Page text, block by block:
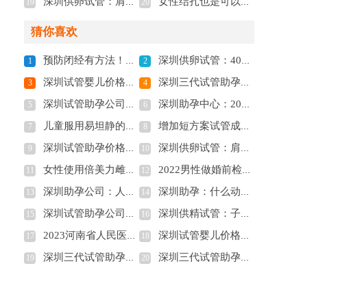
19 20
猜你喜欢
1 预防闭经有方法！3种偏方不仅调经还养卵巢！ 2 深圳供卵试管：40岁生二胎的好处和坏处有哪些？高龄怀孕需注意风险
3 深圳试管婴儿价格：巧囊手术对卵巢伤害较大，稍不注意还可能再复发 4 深圳三代试管助孕中心：女性多囊卵巢不要拖，严重可致不孕
5 深圳试管助孕公司：详述腺肌症移植后着床的5种症状 6 深圳助孕中心：2023清楚告诉你试管生双胞胎的成功率，及所需费用
7 儿童服用易坦静的正确方法分享，用法及用量看完就知道 8 增加短方案试管成功率的小妙招，用过的人都说好
9 深圳试管助孕价格：38岁生二胎好不好，其中的利弊看完心里有谱 10 深圳供卵试管：肩间盘突出的症状汇总，主要症状有这四种
女性使用倍美力雌激素片与软膏的效果不同，了解其主要成分和适应症！ 12 2022男性做婚前检查要测试的精液该如何提取呢-
13 深圳助孕公司：人工授精男方取精用什么方式？不同的人群方式不同 14 深圳助孕：什么动作可以疏通输卵管？这3种运动赶快做起来
15 深圳试管助孕公司：孕妇甲亢最怕的三种水果揭秘，了解多吃香蕉和梨子的好处！ 16 深圳供精试管：子宫腺肌症做试管最好注意这些，对于备孕有好处
17 2023河南省人民医院试管婴儿助孕攻略，了解成功率多少 18 深圳试管婴儿价格：2023赣州市妇保院试管婴儿全方位指南，附成功率参考
19 深圳三代试管助孕中心：长沙妇幼保健院试管成功率怎么样？专家来解读详细内幕 20 深圳三代试管助孕中心：妊娠期高血压的症状和表现，看看你中了几个